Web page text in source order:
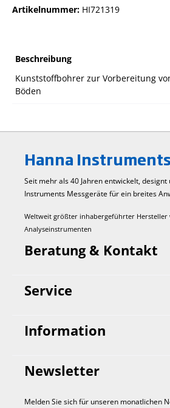
Artikelnummer: HI721319
Beschreibung
Kunststoffbohrer zur Vorbereitung
Böden
Hanna Instruments
Seit mehr als 40 Jahren entwickelt,
Instruments Mess­geräte für ein breites
Weltweit größter inhabergeführter Hersteller
Analyseinstrumenten
Beratung & Kontakt
Service
Information
Newsletter
Melden Sie sich für unseren monatlichen